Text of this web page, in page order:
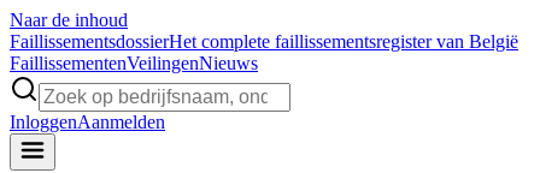
Naar de inhoud
FaillissementsdossierHet complete faillissementsregister van België
FaillissementenVeilingenNieuws
InloggenAanmelden